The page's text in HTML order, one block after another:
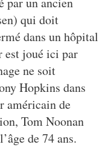
qui doit
dans un hôpital
est joué ici par
ne soit
Hopkins dans
américain de
Tom Noonan
de 74 ans.